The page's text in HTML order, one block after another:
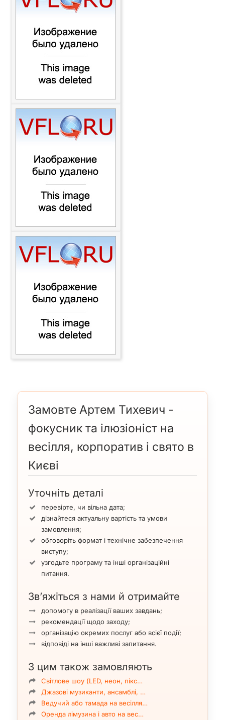
Замовте Артем Тихевич -
фокусник та ілюзіоніст на
весілля, корпоратив і свято в
Києві
Уточніть деталі
перевірте, чи вільна дата;
дізнайтеся актуальну вартість та умови
замовлення;
обговоріть формат і технічне забезпечення
виступу;
узгодьте програму та інші організаційні
питання.
Зв’яжіться з нами й отримайте
допомогу в реалізації ваших завдань;
рекомендації щодо заходу;
організацію окремих послуг або всієї події;
відповіді на інші важливі запитання.
З цим також замовляють
Світлове шоу (LED, неон, пікс…
Джазові музиканти, ансамблі, …
Ведучий або тамада на весілля…
Оренда лімузина і авто на вес…